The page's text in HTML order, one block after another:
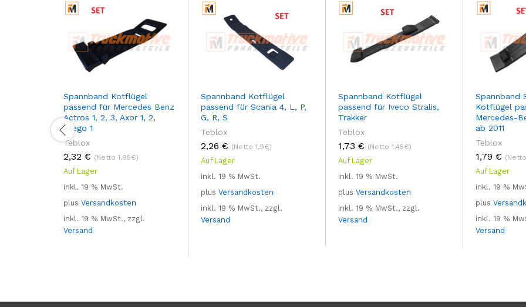
Spannband Kotflügel
passend für Mercedes Benz
Actros 1, 2, 3, Axor 1, 2,
Atego 1
Teblox
2,32 € (Netto 1,95€)
Auf Lager
inkl. 19 % MwSt.
plus Versandkosten
inkl. 19 % MwSt., zzgl.
Versand
Spannband Kotflügel
passend für Scania 4, L, P,
G, R, S
Teblox
2,26 € (Netto 1,9€)
Auf Lager
inkl. 19 % MwSt.
plus Versandkosten
inkl. 19 % MwSt., zzgl.
Versand
Spannband Kotflügel
passend für Iveco Stralis,
Trakker
Teblox
1,73 € (Netto 1,45€)
Auf Lager
inkl. 19 % MwSt.
plus Versandkosten
inkl. 19 % MwSt., zzgl.
Versand
Spannband
Kotflügel
Mercedes-
ab 2011
Teblox
1,79 €
Auf Lager
inkl. 19 %
plus
inkl. 19 %
Versand